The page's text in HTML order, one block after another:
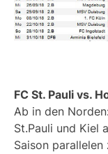
FC St. Pauli vs.
Ab in den
St.Pauli und Kiel
Saison